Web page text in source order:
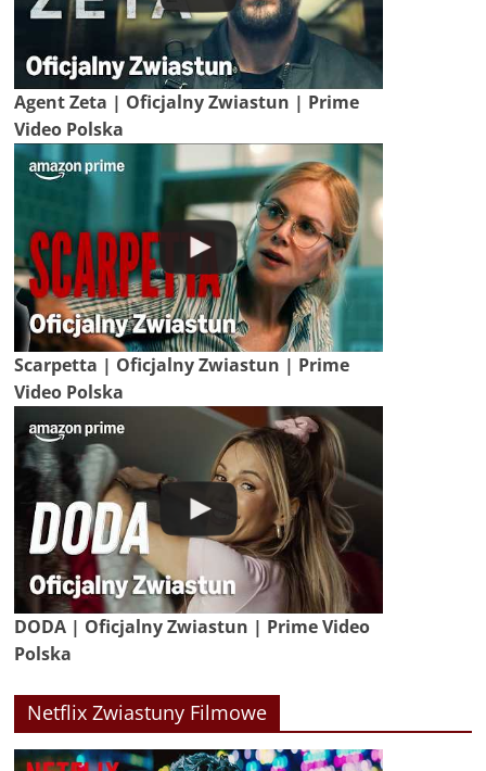
Agent Zeta | Oficjalny Zwiastun | Prime
Video Polska
Scarpetta | Oficjalny Zwiastun | Prime
Video Polska
DODA | Oficjalny Zwiastun | Prime Video
Polska
Netflix Zwiastuny Filmowe